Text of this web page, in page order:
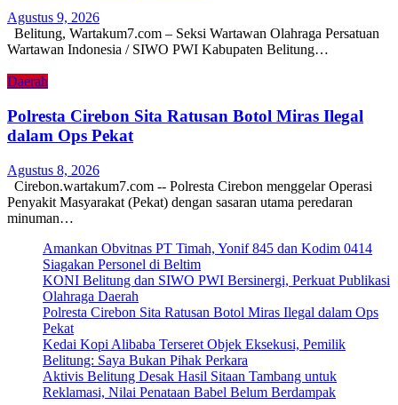
Agustus 9, 2026
Belitung, Wartakum7.com – Seksi Wartawan Olahraga Persatuan
Wartawan Indonesia / SIWO PWI Kabupaten Belitung…
Daerah
Polresta Cirebon Sita Ratusan Botol Miras Ilegal
dalam Ops Pekat
Agustus 8, 2026
Cirebon.wartakum7.com -- Polresta Cirebon menggelar Operasi
Penyakit Masyarakat (Pekat) dengan sasaran utama peredaran
minuman…
Amankan Obvitnas PT Timah, Yonif 845 dan Kodim 0414
Siagakan Personel di Beltim
KONI Belitung dan SIWO PWI Bersinergi, Perkuat Publikasi
Olahraga Daerah
Polresta Cirebon Sita Ratusan Botol Miras Ilegal dalam Ops
Pekat
Kedai Kopi Alibaba Terseret Objek Eksekusi, Pemilik
Belitung: Saya Bukan Pihak Perkara
Aktivis Belitung Desak Hasil Sitaan Tambang untuk
Reklamasi, Nilai Penataan Babel Belum Berdampak